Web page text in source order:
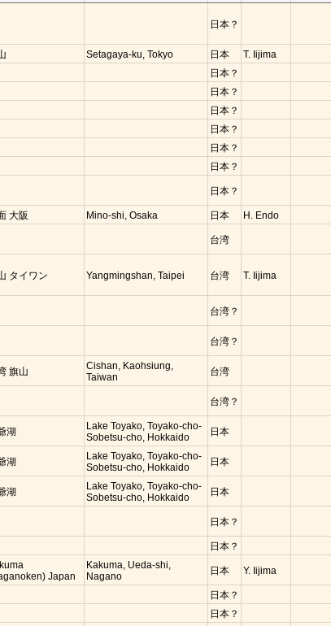
日本？
Setagaya-ku, Tokyo 日本
T. Iijima
日本？
日本？
日本？
日本？
日本？
日本？
日本？
大阪 Mino-shi, Osaka 日本 H. Endo
台湾
タイワン Yangmingshan, Taipei 台湾 T. Iijima
台湾？
台湾？
旗山
Cishan, Kaohsiung,
Taiwan
台湾
台湾？
湖
Lake Toyako, Toyako-cho-
Sobetsu-cho, Hokkaido
日本
湖
Lake Toyako, Toyako-cho-
Sobetsu-cho, Hokkaido
日本
湖
Lake Toyako, Toyako-cho-
Sobetsu-cho, Hokkaido
日本
日本？
日本？
Japan
Kakuma, Ueda-shi,
Nagano
日本 Y. Iijima
日本？
日本？